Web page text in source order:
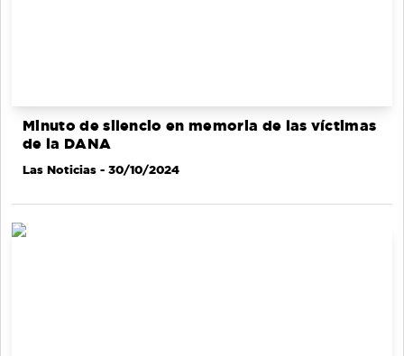
Minuto de silencio en memoria de las víctimas
de la DANA
Las Noticias - 30/10/2024